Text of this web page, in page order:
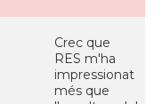
Crec que
RES m'ha
impressionat
més que